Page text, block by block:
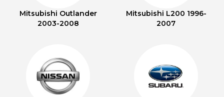
Mitsubishi Outlander
2003-2008
Mitsubishi L200 1996-
2007